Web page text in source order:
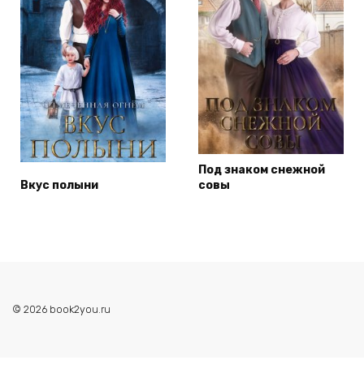
Вкус полыни
Под знаком снежной
совы
© 2026 book2you.ru